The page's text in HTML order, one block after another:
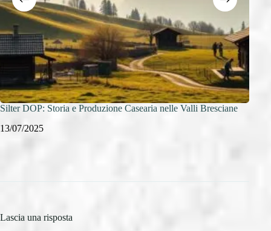
Silter DOP: Storia e Produzione Casearia nelle Valli Bresciane
13/07/2025
Lascia una risposta